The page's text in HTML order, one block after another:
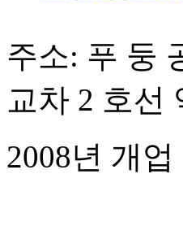
주소: 푸 둥
교차 2 호선
2008년 개업